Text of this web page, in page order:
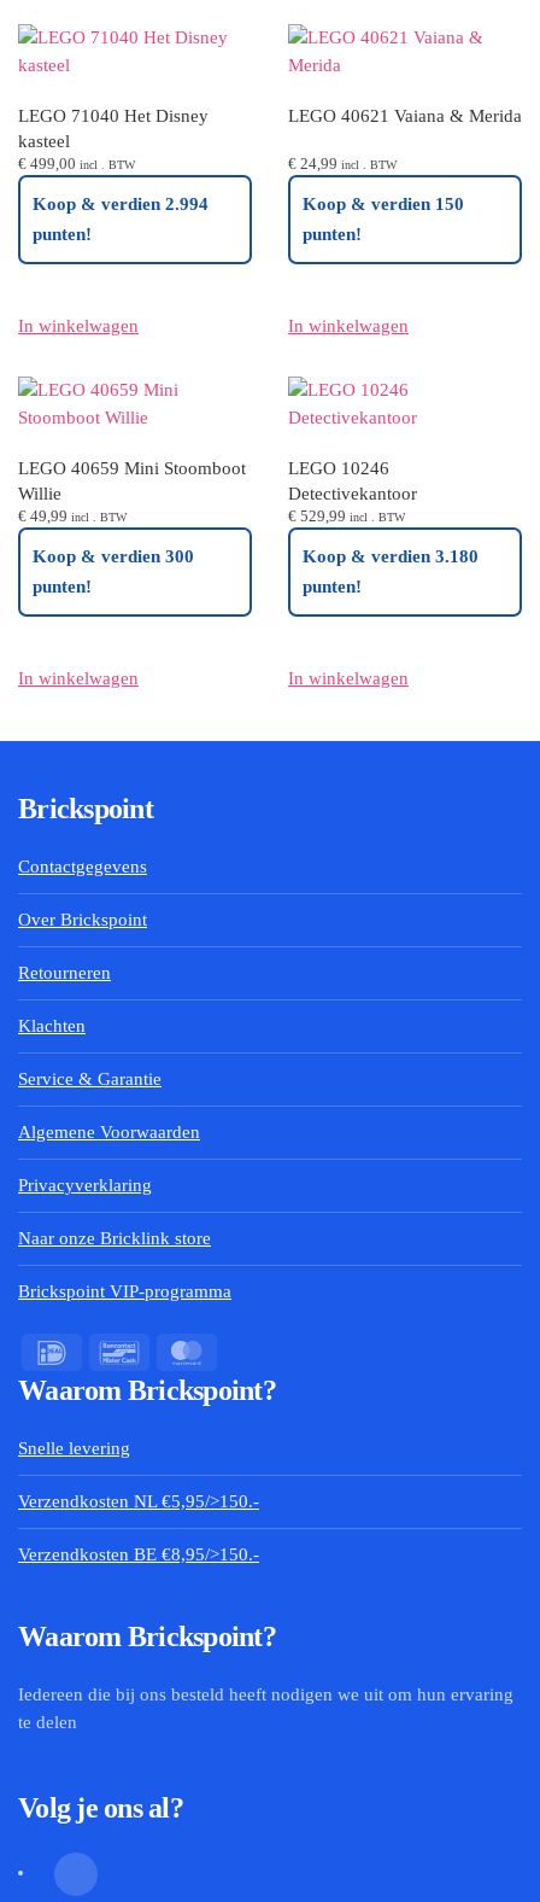
LEGO 71040 Het Disney
kasteel
€ 499,00 incl . BTW
Koop & verdien 2.994
punten!
In winkelwagen
LEGO 40621 Vaiana & Merida
€ 24,99 incl . BTW
Koop & verdien 150
punten!
In winkelwagen
LEGO 40659 Mini Stoomboot
Willie
€ 49,99 incl . BTW
Koop & verdien 300
punten!
In winkelwagen
LEGO 10246
Detectivekantoor
€ 529,99 incl . BTW
Koop & verdien 3.180
punten!
In winkelwagen
Brickspoint
Contactgegevens
Over Brickspoint
Retourneren
Klachten
Service & Garantie
Algemene Voorwaarden
Privacyverklaring
Naar onze Bricklink store
Brickspoint VIP-programma
Waarom Brickspoint?
Snelle levering
Verzendkosten NL €5,95/>150.-
Verzendkosten BE €8,95/>150.-
Waarom Brickspoint?
Iedereen die bij ons besteld heeft nodigen we uit om hun ervaring
te delen
Volg je ons al?